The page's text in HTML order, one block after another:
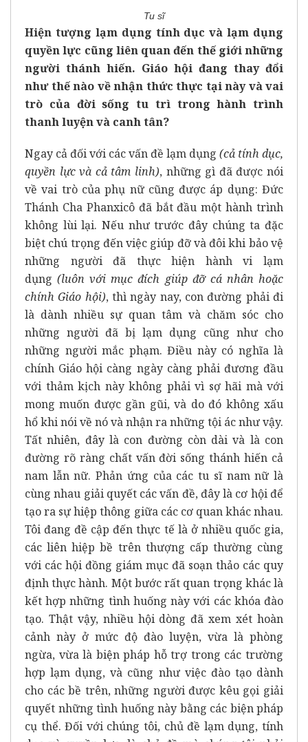
Tu sĩ
Hiện tượng lạm dụng tính dục và lạm dụng
quyền lực cũng liên quan đến thế giới những
người thánh hiến. Giáo hội đang thay đổi
như thế nào về nhận thức thực tại này và vai
trò của đời sống tu trì trong hành trình
thanh luyện và canh tân?
Ngay cả đối với các vấn đề lạm dụng (cả tính dục,
quyền lực và cả tâm linh), những gì đã được nói
về vai trò của phụ nữ cũng được áp dụng: Đức
Thánh Cha Phanxicô đã bắt đầu một hành trình
không lùi lại. Nếu như trước đây chúng ta đặc
biệt chú trọng đến việc giúp đỡ và đôi khi bảo vệ
những người đã thực hiện hành vi lạm
dụng(luôn với mục đích giúp đỡ cá nhân hoặc
chính Giáo hội), thì ngày nay, con đường phải đi
là dành nhiều sự quan tâm và chăm sóc cho
những người đã bị lạm dụng cũng như cho
những người mắc phạm. Điều này có nghĩa là
chính Giáo hội càng ngày càng phải đương đầu
với thảm kịch này không phải vì sợ hãi mà với
mong muốn được gần gũi, và do đó không xấu
hổ khi nói về nó và nhận ra những tội ác như vậy.
Tất nhiên, đây là con đường còn dài và là con
đường rõ ràng chất vấn đời sống thánh hiến cả
nam lẫn nữ. Phản ứng của các tu sĩ nam nữ là
cùng nhau giải quyết các vấn đề, đây là cơ hội để
tạo ra sự hiệp thông giữa các cơ quan khác nhau.
Tôi đang đề cập đến thực tế là ở nhiều quốc gia,
các liên hiệp bề trên thượng cấp thường cùng
với các hội đồng giám mục đã soạn thảo các quy
định thực hành. Một bước rất quan trọng khác là
kết hợp những tình huống này với các khóa đào
tạo. Thật vậy, nhiều hội dòng đã xem xét hoàn
cảnh này ở mức độ đào luyện, vừa là phòng
ngừa, vừa là biện pháp hỗ trợ trong các trường
hợp lạm dụng, và cũng như việc đào tạo dành
cho các bề trên, những người được kêu gọi giải
quyết những tình huống này bằng các biện pháp
cụ thể. Đối với chúng tôi, chủ đề lạm dụng, tính